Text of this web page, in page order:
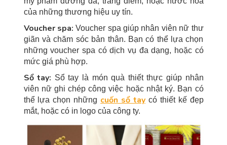
của những thương hiệu uy tín.
Voucher spa:Voucher spa giúp nhân viên nữ thư
giãn và chăm sóc bản thân. Bạn có thể lựa chọn
những voucher spa có dịch vụ đa dạng, hoặc có
mức giá phù hợp.
Sổ tay: Sổ tay là món quà thiết thực giúp nhân
viên nữ ghi chép công việc hoặc nhật ký. Bạn có
thể lựa chọn những cuốn sổ taycó thiết kế đẹp
mắt, hoặc có in logo của công ty.